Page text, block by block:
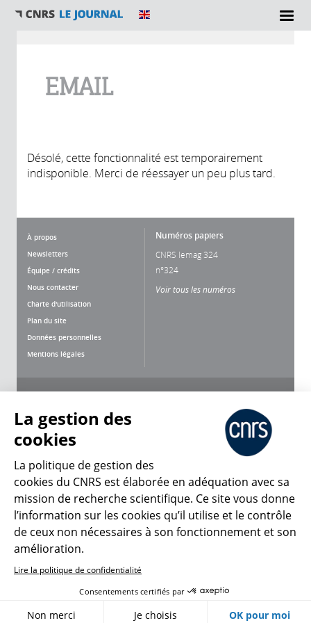
EMAIL
Désolé, cette fonctionnalité est temporairement
indisponible. Merci de réessayer un peu plus tard.
À propos
Newsletters
Équipe / crédits
Nous contacter
Charte d'utilisation
Plan du site
Données personnelles
Mentions légales
Numéros papiers
CNRS lemag 324
n°324
Voir tous les numéros
CNRS Le Mag
© 2026, CNRS
Créer un compte Se connecter
Gestion des cookies
La gestion des
cookies
La politique de gestion des
cookies du CNRS est élaborée en adéquation avec sa
mission de recherche scientifique. Ce site vous donne
l’information sur les cookies qu’il utilise et le contrôle
de ceux non nécessaires à son fonctionnement et son
amélioration.
Lire la politique de confidentialité
Consentements certifiés par
Non merci Je choisis OK pour moi